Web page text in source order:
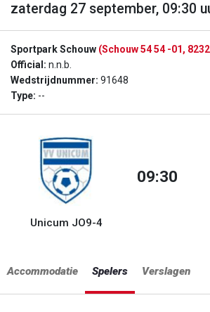
zaterdag 27 september, 09:30
Sportpark Schouw (Schouw 54 54 -01,
Official: n.n.b.
Wedstrijdnummer: 91648
Type: --
Unicum JO9-4
09:30
Accommodatie Spelers Verslagen